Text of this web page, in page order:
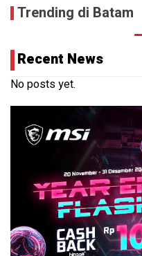
Trending di Batam
Recent News
No posts yet.